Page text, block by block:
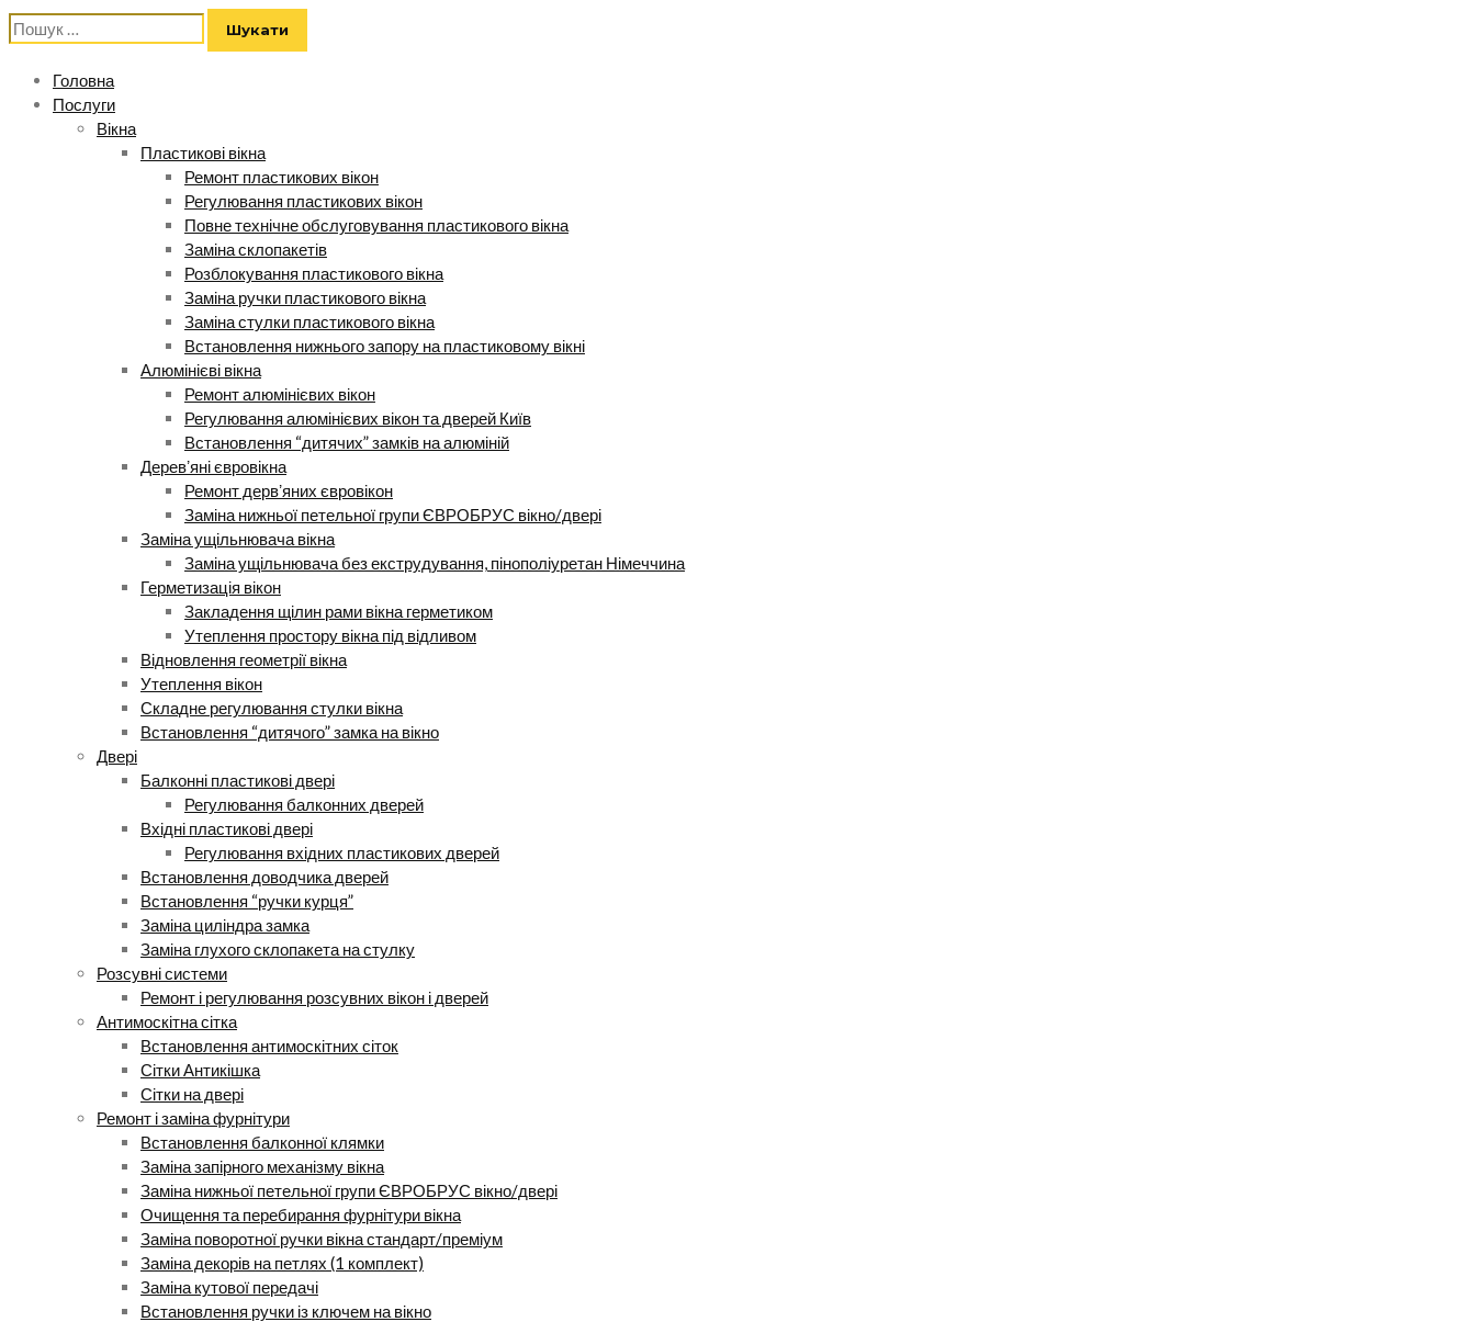
Пошук:
Головна
Послуги
Вікна
Пластикові вікна
Ремонт пластикових вікон
Регулювання пластикових вікон
Повне технічне обслуговування пластикового вікна
Заміна склопакетів
Розблокування пластикового вікна
Заміна ручки пластикового вікна
Заміна стулки пластикового вікна
Встановлення нижнього запору на пластиковому вікні
Алюмінієві вікна
Ремонт алюмінієвих вікон
Регулювання алюмінієвих вікон та дверей Київ
Встановлення “дитячих” замків на алюміній
Деревʼяні євровікна
Ремонт дервʼяних євровікон
Заміна нижньої петельної групи ЄВРОБРУС вікно/двері
Заміна ущільнювача вікна
Заміна ущільнювача без екструдування, пінополіуретан Німеччина
Герметизація вікон
Закладення щілин рами вікна герметиком
Утеплення простору вікна під відливом
Відновлення геометрії вікна
Утеплення вікон
Складне регулювання стулки вікна
Встановлення “дитячого” замка на вікно
Двері
Балконні пластикові двері
Регулювання балконних дверей
Вхідні пластикові двері
Регулювання вхідних пластикових дверей
Встановлення доводчика дверей
Встановлення “ручки курця”
Заміна циліндра замка
Заміна глухого склопакета на стулку
Розсувні системи
Ремонт і регулювання розсувних вікон і дверей
Антимоскітна сітка
Встановлення антимоскітних сіток
Сітки Антикішка
Сітки на двері
Ремонт і заміна фурнітури
Встановлення балконної клямки
Заміна запірного механізму вікна
Заміна нижньої петельної групи ЄВРОБРУС вікно/двері
Очищення та перебирання фурнітури вікна
Заміна поворотної ручки вікна стандарт/преміум
Заміна декорів на петлях (1 комплект)
Заміна кутової передачі
Встановлення ручки із ключем на вікно